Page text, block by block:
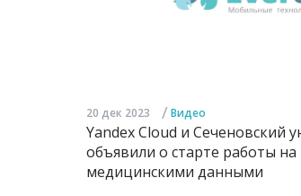
20 дек 2023 / Видео
Yandex Cloud и Сеченовский
объявили о старте работы
медицинскими данными